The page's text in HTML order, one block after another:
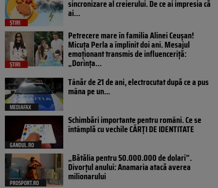
ȘTIRI
sincronizare al creierului. De ce ai impresia că
ai…
ȘTIRI
Petrecere mare în familia Alinei Ceușan!
Micuța Perla a împlinit doi ani. Mesajul
emoționant transmis de influenceriță:
„Dorința…
MEDIAFAX
Tânăr de 21 de ani, electrocutat după ce a pus
mâna pe un...
GANDUL.RO
Schimbări importante pentru români. Ce se
întâmplă cu vechile CĂRȚI DE IDENTITATE
PROSPORT.RO
„Bătălia pentru 50.000.000 de dolari”.
Divorțul anului: Anamaria atacă averea
milionarului